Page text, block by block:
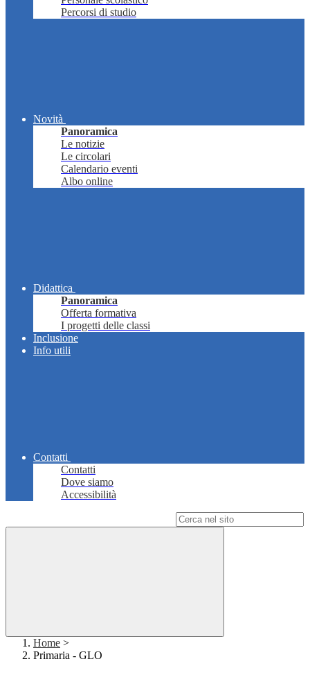
Percorsi di studio
Novità
Panoramica
Le notizie
Le circolari
Calendario eventi
Albo online
Didattica
Panoramica
Offerta formativa
I progetti delle classi
Inclusione
Info utili
Contatti
Contatti
Dove siamo
Accessibilità
Home >
Primaria - GLO